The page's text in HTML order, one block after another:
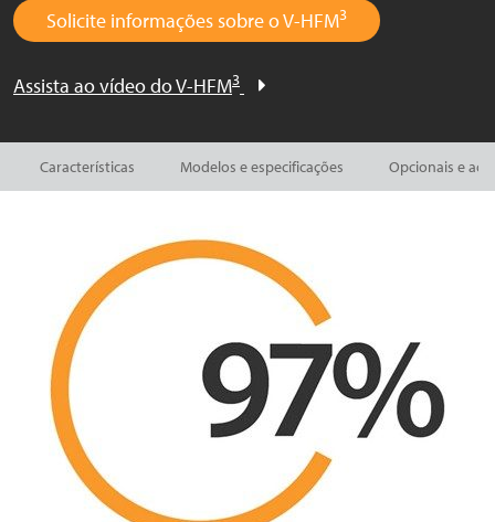
Solicite informações sobre o V-HFM3
Assista ao vídeo do V-HFM3
Características Modelos e especificações Opcionais e